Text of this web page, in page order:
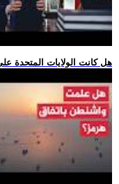
.. هل كانت الولايات المتحدة